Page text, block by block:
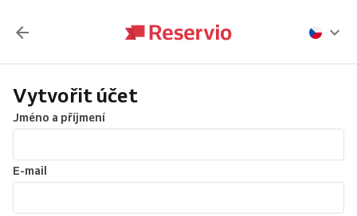
Vytvořit účet
Jméno a příjmení
E-mail